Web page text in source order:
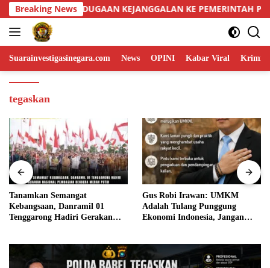
Skip
to
content
Breaking News
PUSAT Tanamkan Semangat Kebangsaan,
Suarainvestigasinegara.com News OPINI Kabar Viral
tegaskan
Gus Robi Irawan: UMKM
Adalah Tulang Punggung
Ekonomi Indonesia, Jangan
Mall NIPAH Makassar Dilanda
Kebakaran, Jalan Urip
Sumoharjo Macet